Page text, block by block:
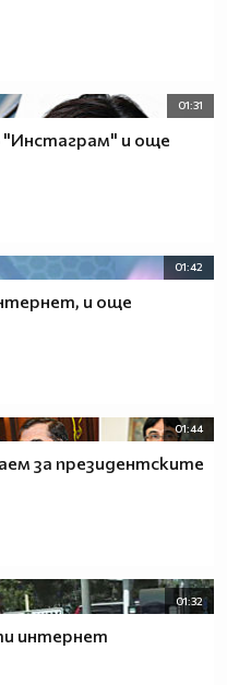
01:31
"Инстаграм" и още
01:42
и още
01:44
за президентските
01:32
интернет